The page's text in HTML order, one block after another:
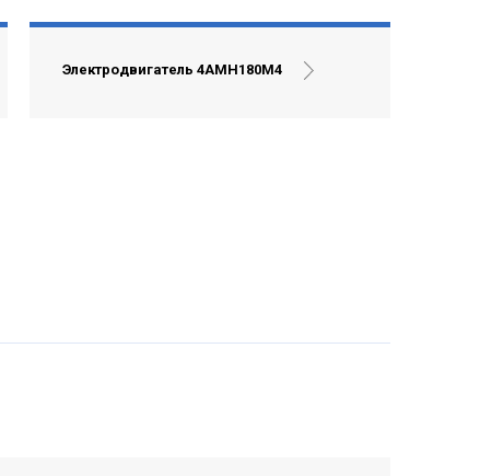
Электродвигатель 4АМН180М4